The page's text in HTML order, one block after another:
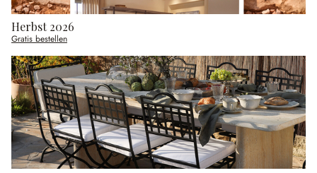
Herbst 2026
Gratis bestellen